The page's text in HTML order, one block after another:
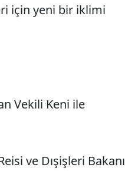
için yeni bir iklimi
Vekili Keni ile
ve Dışişleri Bakanı